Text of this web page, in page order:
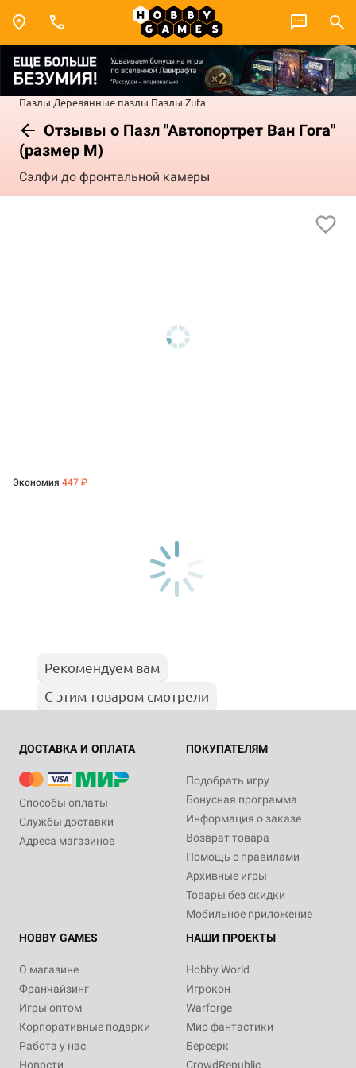
Пазлы Деревянные пазлы Пазлы Zufa
Отзывы о Пазл "Автопортрет Ван Гога"
(размер М)
Сэлфи до фронтальной камеры
Экономия 447 ₽
Рекомендуем вам
С этим товаром смотрели
ДОСТАВКА И ОПЛАТА
Способы оплаты
Службы доставки
Адреса магазинов
ПОКУПАТЕЛЯМ
Подобрать игру
Бонусная программа
Информация о заказе
Возврат товара
Помощь с правилами
Архивные игры
Товары без скидки
Мобильное приложение
HOBBY GAMES
О магазине
Франчайзинг
Игры оптом
Корпоративные подарки
Работа у нас
Новости
НАШИ ПРОЕКТЫ
Hobby World
Игрокон
Warforge
Мир фантастики
Берсерк
CrowdRepublic